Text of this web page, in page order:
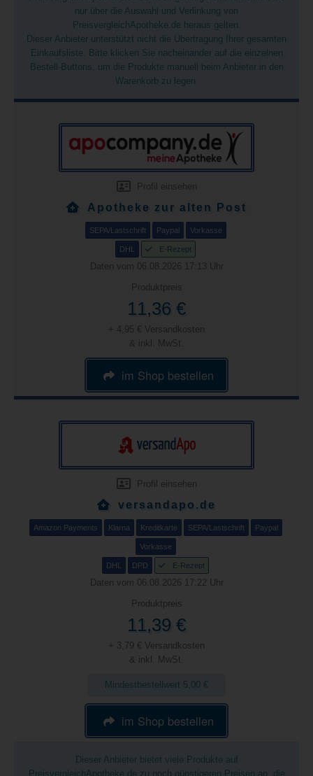
nur über die Auswahl und Verlinkung von
PreisvergleichApotheke.de heraus gelten.
Dieser Anbieter unterstützt nicht die Übertragung Ihrer gesamten
Einkaufsliste. Bitte klicken Sie nacheinander auf die einzelnen
Bestell-Buttons, um die Produkte manuell beim Anbieter in den
Warenkorb zu legen.
Profil einsehen
Apotheke zur alten Post
SEPA/Lastschrift Paypal Vorkasse
DHL E-Rezept
Daten vom 06.08.2026 17:13 Uhr
Produktpreis
11,36 €
+ 4,95 € Versandkosten
& inkl. MwSt.
im Shop bestellen
Profil einsehen
versandapo.de
Amazon Payments Klarna Kreditkarte SEPA/Lastschrift Paypal
Vorkasse
DHL DPD E-Rezept
Daten vom 06.08.2026 17:22 Uhr
Produktpreis
11,39 €
+ 3,79 € Versandkosten
& inkl. MwSt.
Mindestbestellwert 5,00 €
im Shop bestellen
Dieser Anbieter bietet viele Produkte auf
PreisvergleichApotheke.de zu noch günstigeren Preisen an, die